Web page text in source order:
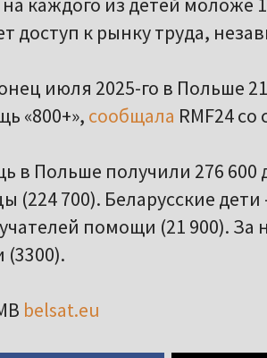
доступ к рынку труда,
июля 2025-го в Польше 21
«800+», сообщала RMF24
в Польше получили 276
(224 700). Беларусские
помощи (21 900).
(3300).
belsat.eu